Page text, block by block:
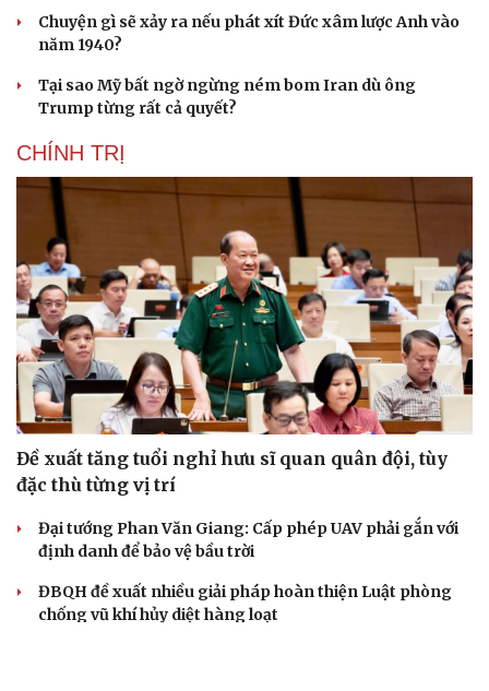
Chuyện gì sẽ xảy ra nếu phát xít Đức xâm lược Anh vào
năm 1940?
Tại sao Mỹ bất ngờ ngừng ném bom Iran dù ông
Trump từng rất cả quyết?
CHÍNH TRỊ
Đề xuất tăng tuổi nghỉ hưu sĩ quan quân đội, tùy
đặc thù từng vị trí
Đại tướng Phan Văn Giang: Cấp phép UAV phải gắn với
định danh để bảo vệ bầu trời
ĐBQH đề xuất nhiều giải pháp hoàn thiện Luật phòng
chống vũ khí hủy diệt hàng loạt